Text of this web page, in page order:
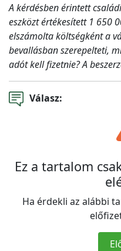
A kérdésben érintett
eszközt értékesített 1 650
elszámolta költségként a
bevallásban szerepelteti,
adót kell fizetnie? A
Válasz:
Ez a tartalom
Ha érdekli az alábbi